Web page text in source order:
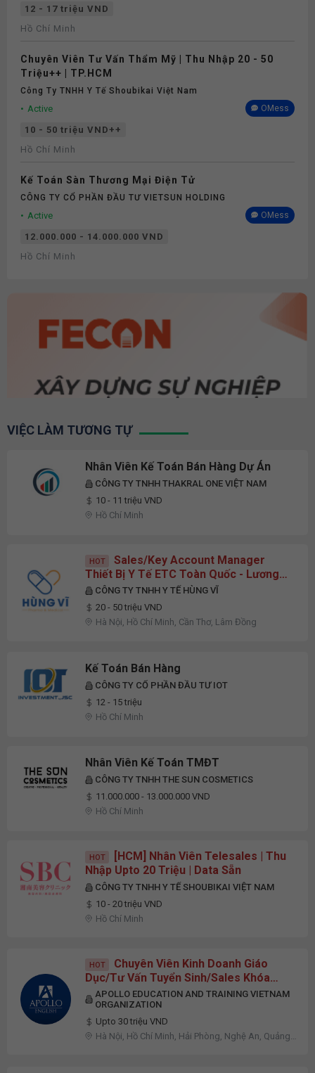
12 - 17 triệu VND
Hồ Chí Minh
Chuyên Viên Tư Vấn Thẩm Mỹ | Thu Nhập 20 - 50
Triệu++ | TP.HCM
Công Ty TNHH Y Tế Shoubikai Việt Nam
Active OMess
10 - 50 triệu VND++
Hồ Chí Minh
Kế Toán Sàn Thương Mại Điện Tử
CÔNG TY CỔ PHẦN ĐẦU TƯ VIETSUN HOLDING
Active OMess
12.000.000 - 14.000.000 VND
Hồ Chí Minh
VIỆC LÀM TƯƠNG TỰ
Nhân Viên Kế Toán Bán Hàng Dự Án
CÔNG TY TNHH THAKRAL ONE VIỆT NAM
10 - 11 triệu VND
Hồ Chí Minh
HOT
Sales/Key Account Manager
Thiết Bị Y Tế ETC Toàn Quốc - Lương
Upto 50 Triệu
CÔNG TY TNHH Y TẾ HÙNG VĨ
20 - 50 triệu VND
Hà Nội, Hồ Chí Minh, Cần Thơ, Lâm Đồng
Kế Toán Bán Hàng
CÔNG TY CỔ PHẦN ĐẦU TƯ IOT
12 - 15 triệu
Hồ Chí Minh
Nhân Viên Kế Toán TMĐT
CÔNG TY TNHH THE SUN COSMETICS
11.000.000 - 13.000.000 VND
Hồ Chí Minh
HOT
[HCM] Nhân Viên Telesales | Thu
Nhập Upto 20 Triệu | Data Sẵn
CÔNG TY TNHH Y TẾ SHOUBIKAI VIỆT NAM
10 - 20 triệu VND
Hồ Chí Minh
HOT
Chuyên Viên Kinh Doanh Giáo
Dục/Tư Vấn Tuyển Sinh/Sales Khóa
Học - Data Sẵn | Thu Nhập Upto 30M
APOLLO EDUCATION AND TRAINING VIETNAM
ORGANIZATION
Upto 30 triệu VND
Hà Nội, Hồ Chí Minh, Hải Phòng, Nghệ An, Quảng